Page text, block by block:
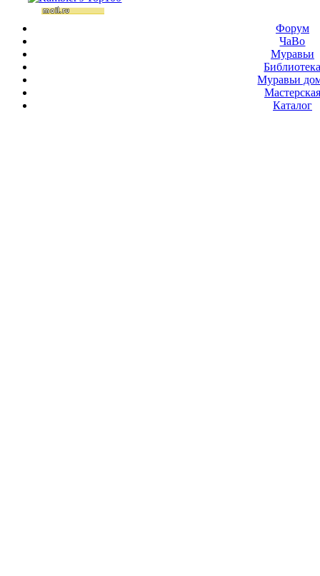
Форум
ЧаВо
Муравьи
Муравьи
Мастерская
Каталог